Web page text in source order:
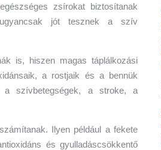
zsírokat biztosítanak
jót tesznek a szív
is, hiszen magas táplálkozási
a rostjaik és a bennük
a szívbetegségek, a stroke, a
Ilyen például a fekete
és gyulladáscsökkentő